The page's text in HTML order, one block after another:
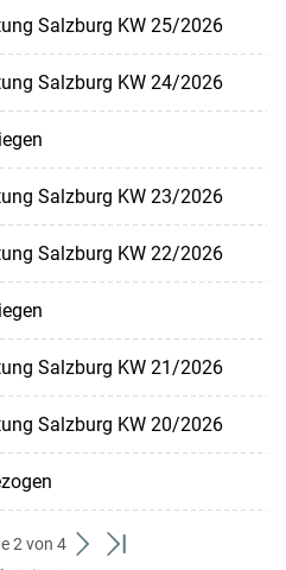
Salzburg KW 25/2026
Salzburg KW 24/2026
Salzburg KW 23/2026
Salzburg KW 22/2026
Salzburg KW 21/2026
Salzburg KW 20/2026
2 von 4
weiterzum